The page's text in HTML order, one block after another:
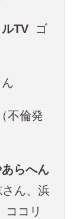
TV ゴ
不倫発
らへん
ん、浜
ココリ